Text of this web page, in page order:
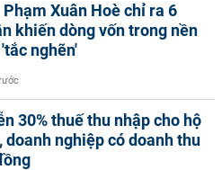
Xuân Hoè chỉ ra 6
khiến dòng vốn trong nền
nghẽn'
30% thuế thu nhập cho hộ
doanh nghiệp có doanh thu